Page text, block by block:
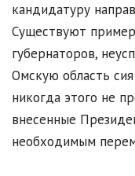
кандидатуру
Существуют
губернаторов,
Омскую область
никогда этого не
внесенные
необходимым